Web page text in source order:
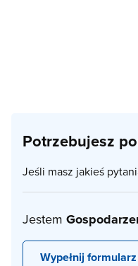
Potrzebujesz
Jeśli masz jakieś
Jestem
Wypełnij